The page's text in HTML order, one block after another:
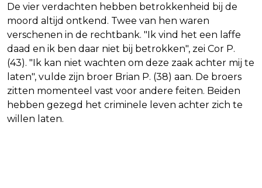
De vier verdachten hebben betrokkenheid bij de
moord altijd ontkend. Twee van hen waren
verschenen in de rechtbank. "Ik vind het een laffe
daad en ik ben daar niet bij betrokken", zei Cor P.
(43). "Ik kan niet wachten om deze zaak achter mij te
laten", vulde zijn broer Brian P. (38) aan. De broers
zitten momenteel vast voor andere feiten. Beiden
hebben gezegd het criminele leven achter zich te
willen laten.